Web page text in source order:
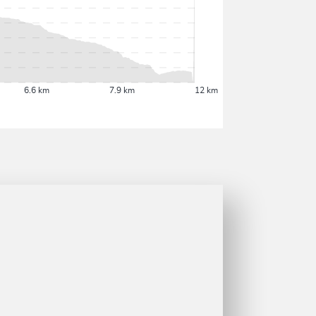
6.6 km 7.9 km 12 km